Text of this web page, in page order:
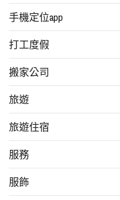
手機定位app
打工度假
搬家公司
旅遊
旅遊住宿
服務
服飾